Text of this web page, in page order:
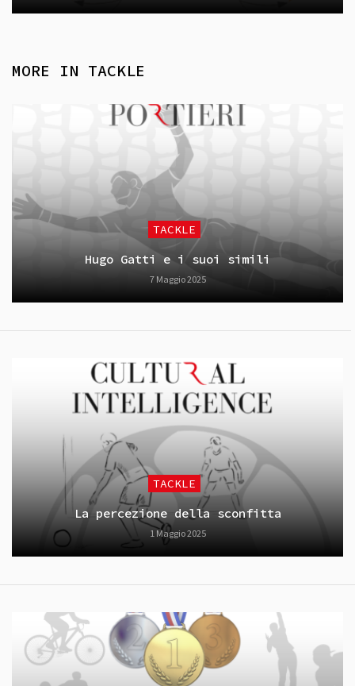
MORE IN TACKLE
TACKLE
Hugo Gatti e i suoi simili
7 Maggio 2025
TACKLE
La percezione della sconfitta
1 Maggio 2025